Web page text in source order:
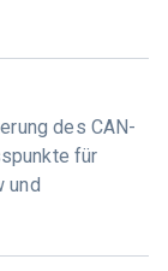
des CAN-
für
und